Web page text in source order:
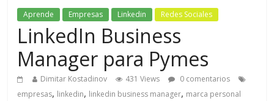
Aprende Empresas Linkedin Redes Sociales
LinkedIn Business
Manager para Pymes
Dimitar Kostadinov 431 Views
0 comentarios
empresas, linkedin, linkedin business manager, marca personal